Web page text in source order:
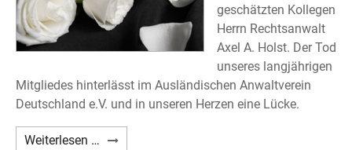
geschätzten Kollegen
Herrn Rechtsanwalt
Axel A. Holst. Der Tod
unseres langjährigen
Mitgliedes hinterlässt im Ausländischen Anwaltverein
Deutschland e.V. und in unseren Herzen eine Lücke.
Weiterlesen … Nachruf